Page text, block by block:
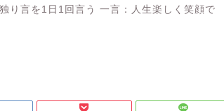
言を1日1回言う 一言：人生楽しく笑顔で